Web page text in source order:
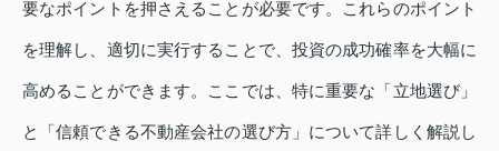
要なポイントを押さえることが必要です。これらのポイント
を理解し、適切に実行することで、投資の成功確率を大幅に
高めることができます。ここでは、特に重要な「立地選び」
と「信頼できる不動産会社の選び方」について詳しく解説し